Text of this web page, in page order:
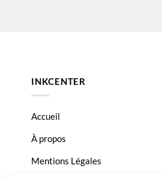
INKCENTER
Accueil
À propos
Mentions Légales